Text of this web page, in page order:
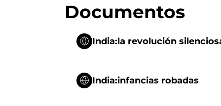
Documentos
India:la revolución
India:infancias robadas